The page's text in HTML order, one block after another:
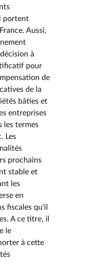
portent
Aussi,
à
pour
de
de la
bâties et
entreprises
les termes
Les
prochains
stable et
les
en
fiscales qu'il
A ce titre, il
le
à cette